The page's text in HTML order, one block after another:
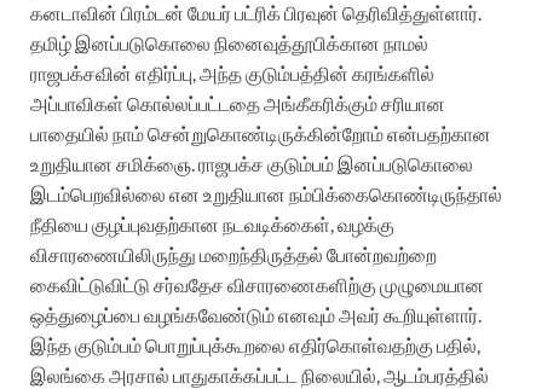
கனடாவின் பிரம்டன் மேயர் பட்ரிக் பிரவுன் தெரிவித்துள்ளார்.
தமிழ் இனப்படுகொலை நினைவுத்தூபிக்கான நாமல்
ராஜபக்சவின் எதிர்ப்பு, அந்த குடும்பத்தின் கரங்களில்
அப்பாவிகள் கொல்லப்பட்டதை அங்கீகரிக்கும் சரியான
பாதையில் நாம் சென்றுகொண்டிருக்கின்றோம் என்பதற்கான
உறுதியான சமிக்ஞை.ராஜபக்ச குடும்பம் இனப்படுகொலை
இடம்பெறவில்லை என உறுதியான நம்பிக்கைகொண்டிருந்தால்
நீதியை குழப்புவதற்கான நடவடிக்கைள், வழக்கு
விசாரணையிலிருந்து மறைந்திருத்தல் போன்றவற்றை
கைவிட்டுவிட்டு சர்வதேச விசாரணைகளிற்கு முழுமையான
ஒத்துழைப்பை வழங்கவேண்டும் எனவும் அவர் கூறியுள்ளார்.
இந்த குடும்பம் பொறுப்புக்கூறலை எதிர்கொள்வதற்கு பதில்,
இலங்கை அரசால் பாதுகாக்கப்பட்ட நிலையில், ஆடம்பரத்தில்